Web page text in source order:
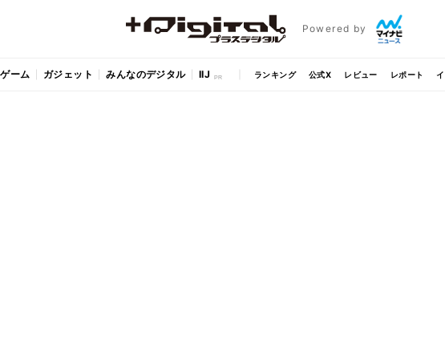
Powered by
ゲーム ガジェット みんなのデジタル IIJ ランキング 公式X レビュー レポート